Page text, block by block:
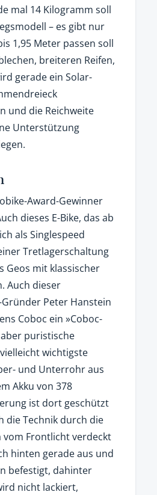
mal 14 Kilogramm soll
– es gibt nur
1,95 Meter passen soll
breiteren Reifen,
gerade ein Solar-
und die Reichweite
Unterstützung
Award-Gewinner
dieses E-Bike, das ab
als Singlespeed
Tretlagerschaltung
Geos mit klassischer
Auch dieser
Peter Hanstein
Coboc ein »Coboc-
puristische
wichtigste
und Unterrohr aus
Akku von 378
ist dort geschützt
die Technik durch die
Frontlicht verdeckt
hinten gerade aus und
befestigt, dahinter
nicht lackiert,